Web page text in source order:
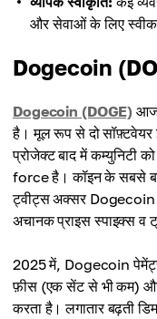
और सेवाओं के लिए
Dogecoin
Dogecoin (DOGE) आज
है। मूल रूप से दो सॉफ़्टवेयर
प्रोजेक्ट बाद में कम्युनिटी
force है। कॉइन के सबसे
ट्वीट्स अक्सर Dogecoin
अचानक प्राइस स्पाइक्स व
2025 में, Dogecoin
फ़ीस (एक सेंट से भी कम)
करता है। लगातार बढ़ती